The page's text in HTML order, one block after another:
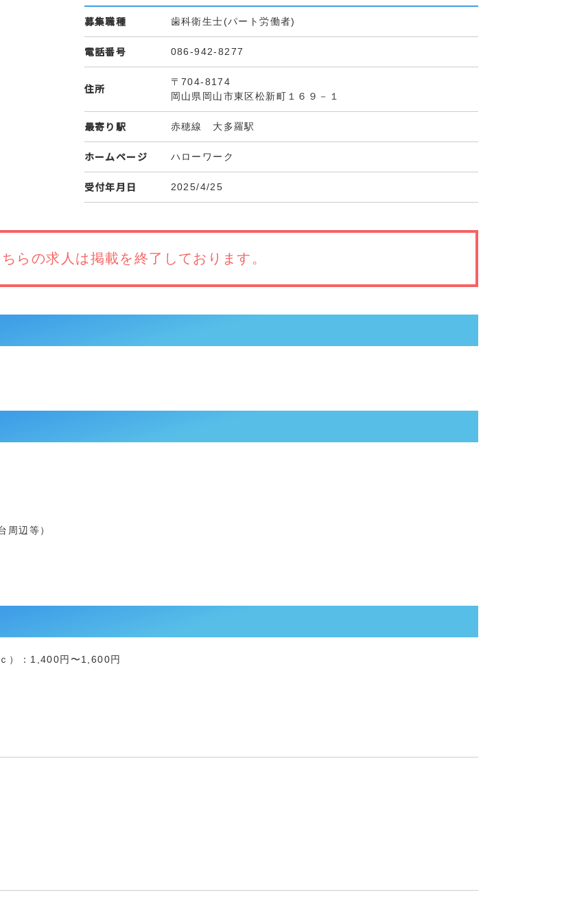
募集職種 歯科衛生士(パート労働者)
電話番号 086-942-8277
住所
〒704-8174
岡山県岡山市東区松新町１６９－１
最寄り駅 赤穂線 大多羅駅
ホームページ ハローワーク
受付年月日 2025/4/25
ちらの求人は掲載を終了しております。
周辺等）
）：1,400円〜1,600円